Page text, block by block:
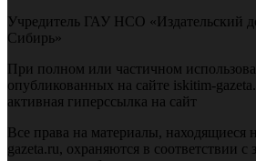
Учредитель ГАУ НСО «Издательский
Сибирь»
При полном или частичном
опубликованных на сайте iskitim-
активная гиперссылка на сайт
Все права на материалы, находящиеся
gazeta.ru, охраняются в соответствии с